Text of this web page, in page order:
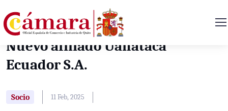
Nuevo afiliado Uanataca
Ecuador S.A.
Socio 11 Feb, 2025